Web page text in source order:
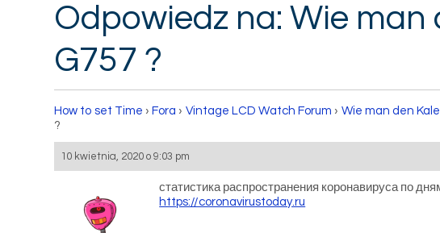
Odpowiedz na: Wie man
G757 ?
How to set Time › Fora › Vintage LCD Watch Forum › Wie man den
?
10 kwietnia, 2020 o 9:03 pm
статистика распространения коронавируса по
https://coronavirustoday.ru